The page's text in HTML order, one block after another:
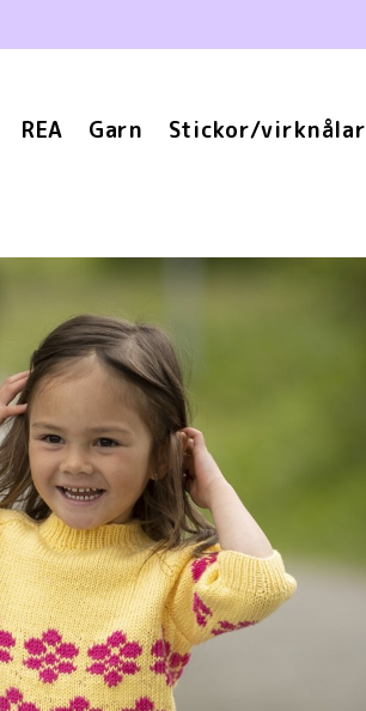
REA Garn Stickor/virknålar